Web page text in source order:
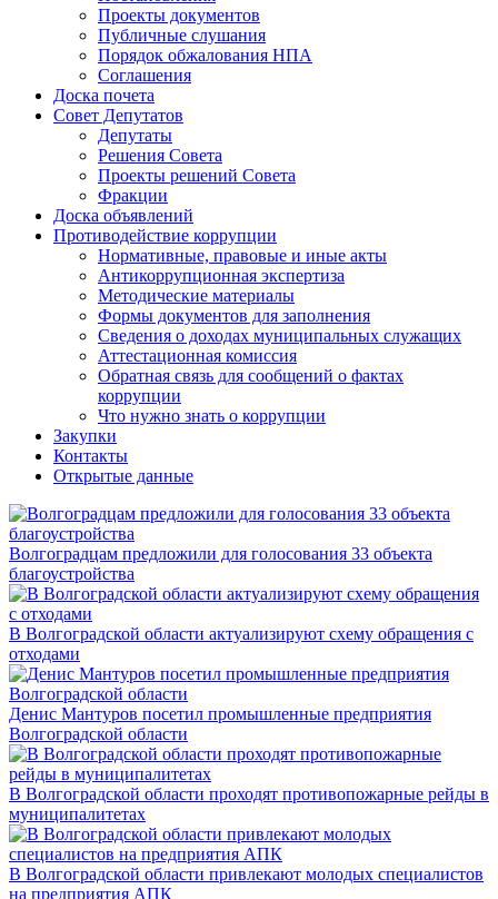
Проекты документов
Публичные слушания
Порядок обжалования НПА
Соглашения
Доска почета
Совет Депутатов
Депутаты
Решения Совета
Проекты решений Совета
Фракции
Доска объявлений
Противодействие коррупции
Нормативные, правовые и иные акты
Антикоррупционная экспертиза
Методические материалы
Формы документов для заполнения
Сведения о доходах муниципальных служащих
Аттестационная комиссия
Обратная связь для сообщений о фактах
коррупции
Что нужно знать о коррупции
Закупки
Контакты
Открытые данные
Волгоградцам предложили для голосования 33 объекта
благоустройства
В Волгоградской области актуализируют схему обращения с
отходами
Денис Мантуров посетил промышленные предприятия
Волгоградской области
В Волгоградской области проходят противопожарные рейды в
муниципалитетах
В Волгоградской области привлекают молодых специалистов
на предприятия АПК